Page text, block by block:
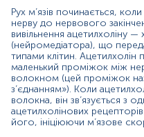
контроль м’язів.
Дослідження Антитіла до
рецептору, IgG / ACHR
єознаки та симптоми, що
наприклад:
опущена повіка;
«двоїння» в очах;
зниження контролю
Рух м’язів починається,
нерву до нервового
вивільнення ацетилхоліну —
(нейромедіатора), що
типами клітин.
маленький проміжок між
волокном (цей проміжок
з’єднанням»). Коли
волокна, він зв’язується з
ацетилхолінових
його, ініціюючи м’язове